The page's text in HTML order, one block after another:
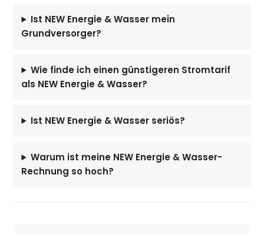
Ist NEW Energie & Wasser mein
Grundversorger?
Wie finde ich einen günstigeren Stromtarif
als NEW Energie & Wasser?
Ist NEW Energie & Wasser seriös?
Warum ist meine NEW Energie & Wasser-
Rechnung so hoch?